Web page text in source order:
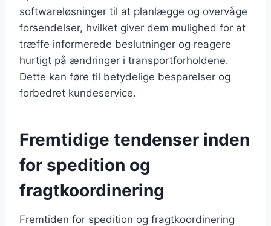
softwareløsninger til at planlægge og overvåge
forsendelser, hvilket giver dem mulighed for at
træffe informerede beslutninger og reagere
hurtigt på ændringer i transportforholdene.
Dette kan føre til betydelige besparelser og
forbedret kundeservice.
Fremtidige tendenser inden
for spedition og
fragtkoordinering
Fremtiden for spedition og fragtkoordinering